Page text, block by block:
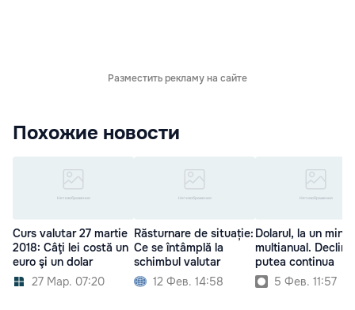
Разместить рекламу на сайте
Похожие новости
Curs valutar 27 martie
2018: Câţi lei costă un
euro şi un dolar
27 Мар. 07:20
Răsturnare de situație:
Ce se întâmplă la
schimbul valutar
12 Фев. 14:58
Dolarul, la un
multianual.
putea continua
5 Фев. 11:57